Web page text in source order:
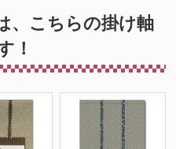
、こちらの掛け軸
！